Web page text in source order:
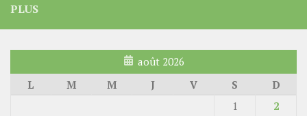
PLUS
août 2026
L
M M J V S
D
1
2